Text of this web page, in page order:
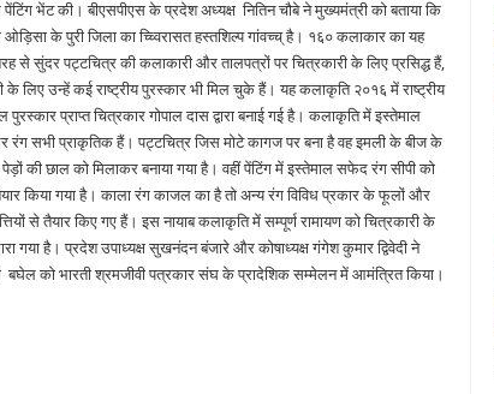
पेंटिंग भेंट की। बीएसपीएस के प्रदेश अध्यक्ष नितिन चौबे ने मुख्यमंत्री को बताया कि
ओड़िसा के पुरी जिला का च्च्विरासत हस्तशिल्प गांवच्च् है। १६० कलाकार का यह
से सुंदर पट्टचित्र की कलाकारी और तालपत्रों पर चित्रकारी के लिए प्रसिद्ध हैं,
के लिए उन्हें कई राष्ट्रीय पुरस्कार भी मिल चुके हैं। यह कलाकृति २०१६ में राष्ट्रीय
पुरस्कार प्राप्त चित्रकार गोपाल दास द्वारा बनाई गई है। कलाकृति में इस्तेमाल
सभी प्राकृतिक हैं। पट्टचित्र जिस मोटे कागज पर बना है वह इमली के बीज के
की छाल को मिलाकर बनाया गया है। वहीं पेंटिंग में इस्तेमाल सफेद रंग सीपी को
किया गया है। काला रंग काजल का है तो अन्य रंग विविध प्रकार के फूलों और
से तैयार किए गए हैं। इस नायाब कलाकृति में सम्पूर्ण रामायण को चित्रकारी के
गया है। प्रदेश उपाध्यक्ष सुखनंदन बंजारे और कोषाध्यक्ष गंगेश कुमार द्विवेदी ने
बघेल को भारती श्रमजीवी पत्रकार संघ के प्रादेशिक सम्मेलन में आमंत्रित किया।